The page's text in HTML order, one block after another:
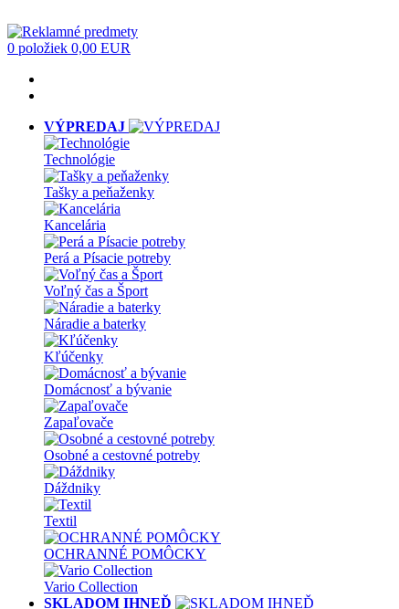
0 položiek 0,00 EUR
VÝPREDAJ
Technológie
Tašky a peňaženky
Kancelária
Perá a Písacie potreby
Voľný čas a Šport
Náradie a baterky
Kľúčenky
Domácnosť a bývanie
Zapaľovače
Osobné a cestovné potreby
Dáždniky
Textil
OCHRANNÉ POMÔCKY
Vario Collection
SKLADOM IHNEĎ